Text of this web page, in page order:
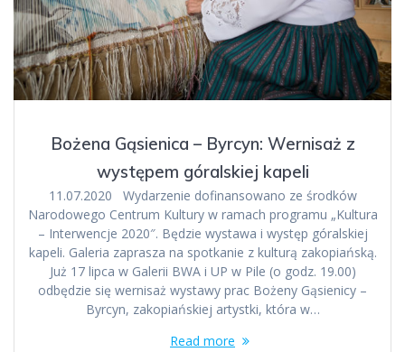
Bożena Gąsienica – Byrcyn: Wernisaż z
występem góralskiej kapeli
11.07.2020 Wydarzenie dofinansowano ze środków
Narodowego Centrum Kultury w ramach programu „Kultura
– Interwencje 2020″. Będzie wystawa i występ góralskiej
kapeli. Galeria zaprasza na spotkanie z kulturą zakopiańską.
Już 17 lipca w Galerii BWA i UP w Pile (o godz. 19.00)
odbędzie się wernisaż wystawy prac Bożeny Gąsienicy –
Byrcyn, zakopiańskiej artystki, która w…
Read more